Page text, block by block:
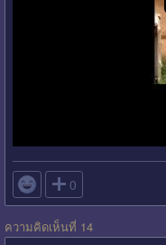
 0
ความคิดเห็นที่ 14